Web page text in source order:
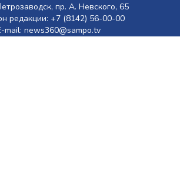
пр. А. Невского, 65
редакции: +7 (8142) 56-00-00
mail: news360@sampo.tv